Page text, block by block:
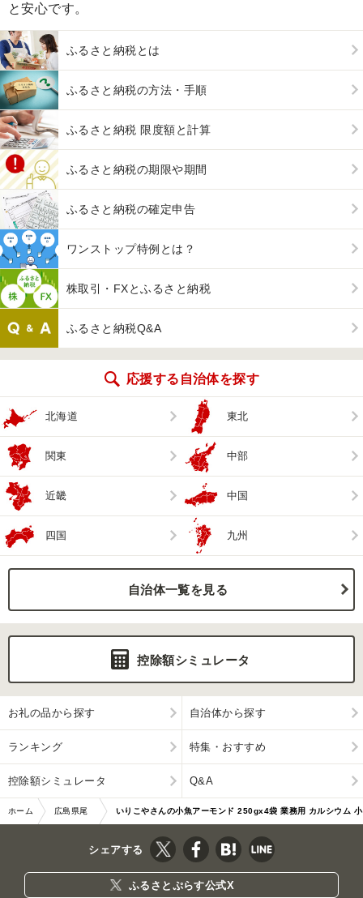
と安心です。
ふるさと納税とは
ふるさと納税の方法・手順
ふるさと納税 限度額と計算
ふるさと納税の期限や期間
ふるさと納税の確定申告
ワンストップ特例とは？
株取引・FXとふるさと納税
ふるさと納税Q&A
応援する自治体を探す
北海道 東北
関東 中部
近畿 中国
四国 九州
自治体一覧を見る
控除額シミュレータ
お礼の品から探す 自治体から探す
ランキング 特集・おすすめ
控除額シミュレータ Q&A
ホーム 広島県尾 いりこやさんの小魚アーモンド 250gx4袋 業務用 カルシウム 小
シェアする
ふるさとぷらす公式X